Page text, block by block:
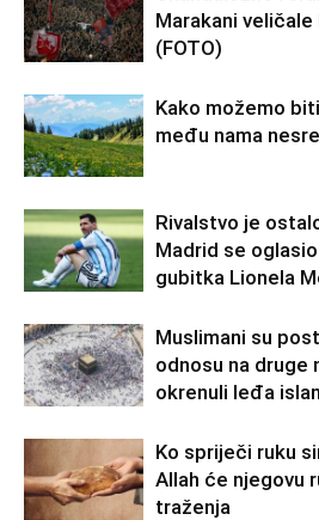
Marakani
(FOTO)
Kako možemo
među nama
Rivalstvo je
Madrid se
gubitka Lionela
Muslimani su
odnosu na druge
okrenuli leđa
Ko spriječi ruku
Allah će njegovu
traženja